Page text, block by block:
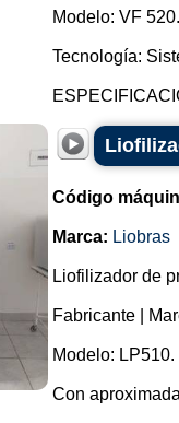
Modelo: VF 520.
Tecnología:
Código
Marca: Liobras
Liofilizador de
Fabricante |
Modelo: LP510.
Con